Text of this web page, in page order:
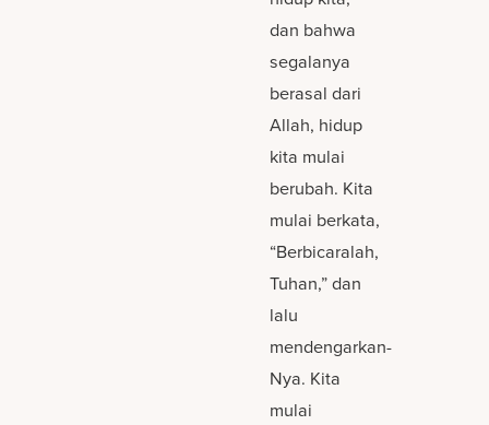
dan bahwa
segalanya
berasal dari
Allah, hidup
kita mulai
berubah. Kita
mulai berkata,
“Berbicaralah,
Tuhan,” dan
lalu
mendengarkan-
Nya. Kita
mulai